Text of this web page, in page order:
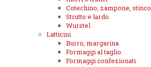
Cotechino, zampone, stinco
Strutto e lardo
Wurstel
Latticini
Burro, margarina
Formaggi al taglio
Formaggi confezionati